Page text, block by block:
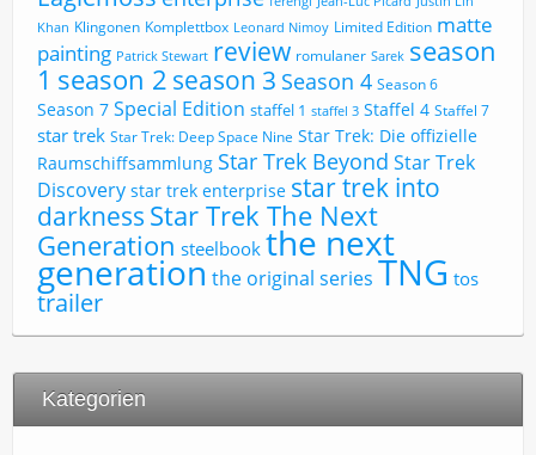
Khan Klingonen Komplettbox Leonard Nimoy Limited Edition matte
painting Patrick Stewart review romulaner Sarek season
1 season 2 season 3 Season 4 Season 6
Season 7 Special Edition staffel 1 staffel 3 Staffel 4 Staffel 7
star trek Star Trek: Deep Space Nine Star Trek: Die offizielle
Raumschiffsammlung Star Trek Beyond Star Trek
Discovery star trek enterprise star trek into
darkness Star Trek The Next
Generation steelbook the next
generation the original series TNG tos
trailer
Kategorien